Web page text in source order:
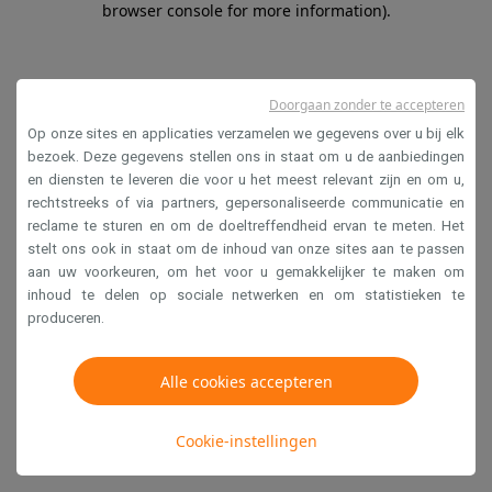
browser console for more information).
Op onze sites en applicaties verzamelen we gegevens over u bij elk
bezoek. Deze gegevens stellen ons in staat om u de aanbiedingen
en diensten te leveren die voor u het meest relevant zijn en om u,
rechtstreeks of via partners, gepersonaliseerde communicatie en
reclame te sturen en om de doeltreffendheid ervan te meten. Het
stelt ons ook in staat om de inhoud van onze sites aan te passen
aan uw voorkeuren, om het voor u gemakkelijker te maken om
inhoud te delen op sociale netwerken en om statistieken te
produceren.
Alle cookies accepteren
Cookie-instellingen
Doorgaan zonder te accepteren